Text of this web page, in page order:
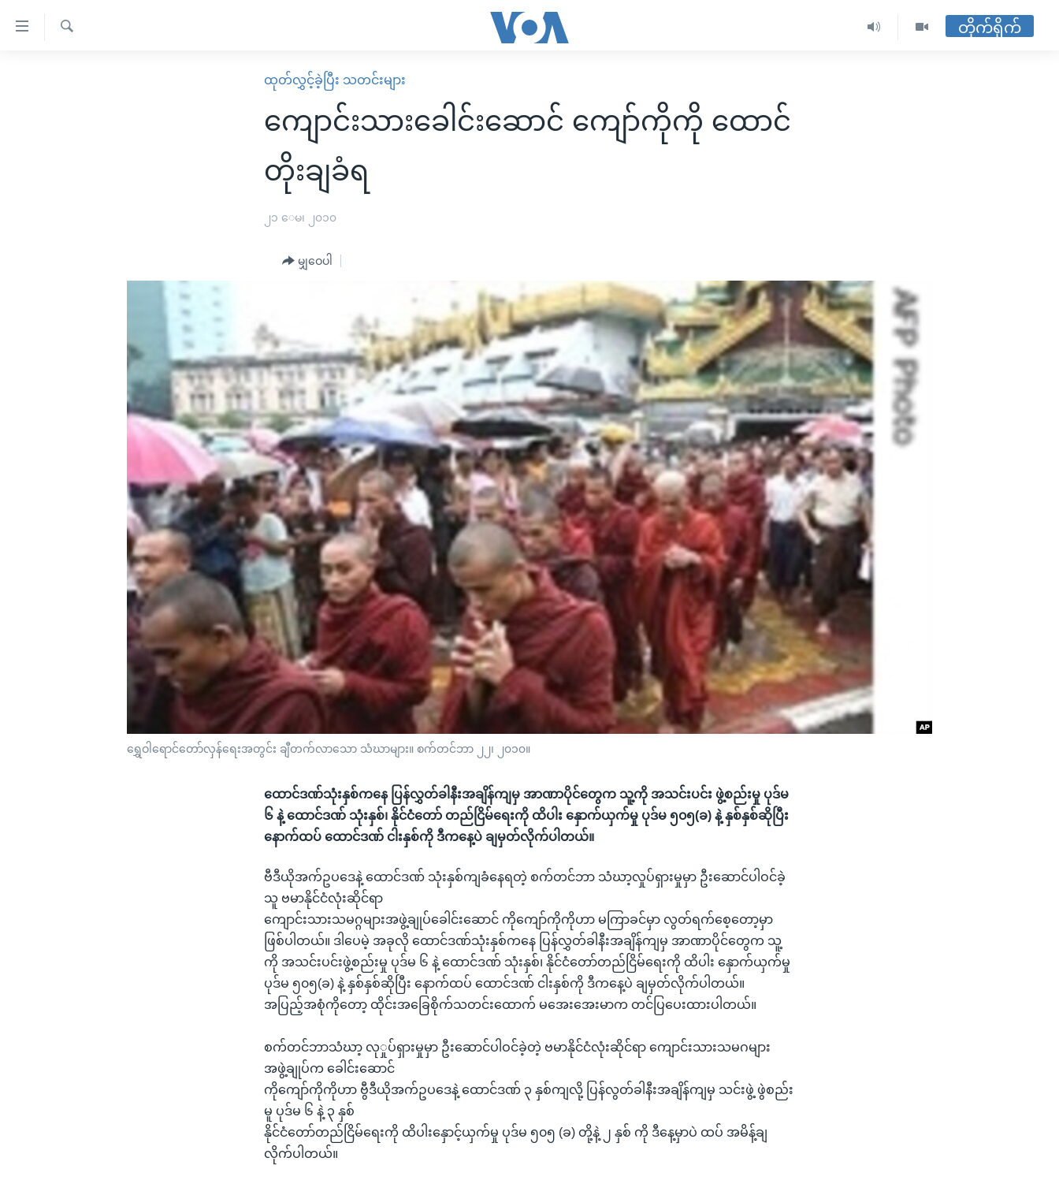
သုတပဒေသာ အင်္ဂလိပ်စာ
ရေဒီယိုနှင့်ရုပ်သံ အချက်အလက်များ
တိုက်ရိုက်
ထုတ်လွှင့်ခဲ့ပြီး သတင်းများ
ကျောင်းသားခေါင်းဆောင် ကျော်ကိုကို ထောင်
တိုးချခံရ
၂၁ ေမ၊ ၂၀၁၀
မျှဝေပါ
ရွှေဝါရောင်တော်လှန်ရေးအတွင်း ချီတက်လာသော သံဃာများ။ စက်တင်ဘာ ၂၂၊ ၂၀၁၀။
ထောင်ဒဏ်သုံးနှစ်ကနေ ပြန်လွှတ်ခါနီးအချိန်ကျမှ အာဏာပိုင်တွေက သူ့ကို အသင်းပင်း ဖွဲ့စည်းမှု ပုဒ်မ
၆ နဲ့ ထောင်ဒဏ် သုံးနှစ်၊ နိုင်ငံတော် တည်ငြိမ်ရေးကို ထိပါး နှောက်ယှက်မှု ပုဒ်မ ၅၀၅(ခ) နဲ့ နှစ်နှစ်ဆိုပြီး
နောက်ထပ် ထောင်ဒဏ် ငါးနှစ်ကို ဒီကနေ့ပဲ ချမှတ်လိုက်ပါတယ်။
ဗီဒီယိုအက်ဥပဒေနဲ့ ထောင်ဒဏ် သုံးနှစ်ကျခံနေရတဲ့ စက်တင်ဘာ သံဃာ့လှုပ်ရှားမှုမှာ ဦးဆောင်ပါဝင်ခဲ့
သူ ဗမာနိုင်ငံလုံးဆိုင်ရာ
ကျောင်းသားသမဂ္ဂများအဖွဲ့ချုပ်ခေါင်းဆောင် ကိုကျော်ကိုကိုဟာ မကြာခင်မှာ လွတ်ရက်စေ့တော့မှာ
ဖြစ်ပါတယ်။ ဒါပေမဲ့ အခုလို ထောင်ဒဏ်သုံးနှစ်ကနေ ပြန်လွှတ်ခါနီးအချိန်ကျမှ အာဏာပိုင်တွေက သူ့
ကို အသင်းပင်းဖွဲ့စည်းမှု ပုဒ်မ ၆ နဲ့ ထောင်ဒဏ် သုံးနှစ်၊ နိုင်ငံတော်တည်ငြိမ်ရေးကို ထိပါး နှောက်ယှက်မှု
ပုဒ်မ ၅၀၅(ခ) နဲ့ နှစ်နှစ်ဆိုပြီး နောက်ထပ် ထောင်ဒဏ် ငါးနှစ်ကို ဒီကနေ့ပဲ ချမှတ်လိုက်ပါတယ်။
အပြည့်အစုံကိုတော့ ထိုင်းအခြေစိုက်သတင်းထောက် မအေးအေးမာက တင်ပြပေးထားပါတယ်။
စက်တင်ဘာသံဃာ့ လုှုပ်ရှားမှုမှာ ဦးဆောင်ပါဝင်ခဲ့တဲ့ ဗမာနိုင်ငံလုံးဆိုင်ရာ ကျောင်းသားသမဂများ
အဖွဲ့ချုပ်က ခေါင်းဆောင်
ကိုကျော်ကိုကိုဟာ ဗွီဒီယိုအက်ဥပဒေနဲ့ ထောင်ဒဏ် ၃ နှစ်ကျလို့ ပြန်လွတ်ခါနီးအချိန်ကျမှ သင်းဖွဲ့ ဖွဲစည်း
မူ ပုဒ်မ ၆ နဲ့ ၃ နှစ်
နိုင်ငံတော်တည်ငြိမ်ရေးကို ထိပါးနှောင့်ယှက်မှု ပုဒ်မ ၅၀၅ (ခ) တို့နဲ့ ၂ နှစ် ကို ဒီနေ့မှာပဲ ထပ် အမိန့်ချ
လိုက်ပါတယ်။